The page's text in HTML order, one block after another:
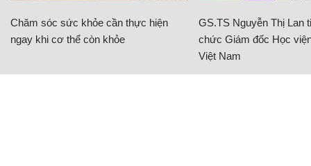
Chăm sóc sức khỏe cần thực hiện
ngay khi cơ thể còn khỏe
GS.TS Nguyễn Thị Lan
chức Giám đốc Học
Việt Nam